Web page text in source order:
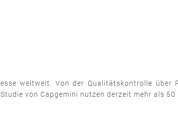
weltweit. Von der Qualitätskontrolle über
von Capgemini nutzen derzeit mehr als